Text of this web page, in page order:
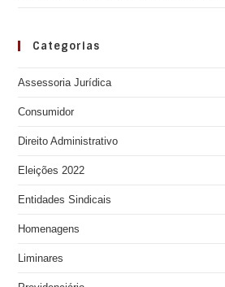
Categorias
Assessoria Jurídica
Consumidor
Direito Administrativo
Eleições 2022
Entidades Sindicais
Homenagens
Liminares